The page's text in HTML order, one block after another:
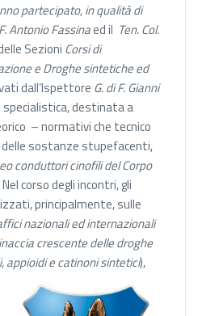
partecipato, in qualità di
AntonioFassinaed il Ten. Col.
Sezioni Corsi di
e Droghe sintetiche ed
dall’Ispettore G. di F. Gianni
destinata a
– normativi che tecnico
sostanze stupefacenti,
conduttori cinofili del Corpo
corso degli incontri, gli
principalmente, sulle
nazionali ed internazionali
crescente delle droghe
appioidi e catinoni sintetici),